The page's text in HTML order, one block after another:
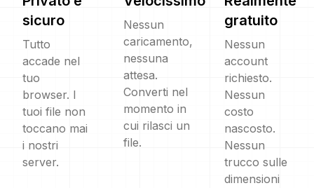
sicuro
Tutto
accade nel
tuo
browser. I
tuoi file non
toccano mai
i nostri
server.
Nessun
caricamento,
nessuna
attesa.
Converti nel
momento in
cui rilasci un
file.
gratuito
Nessun
account
richiesto.
Nessun
costo
nascosto.
Nessun
trucco sulle
dimensioni